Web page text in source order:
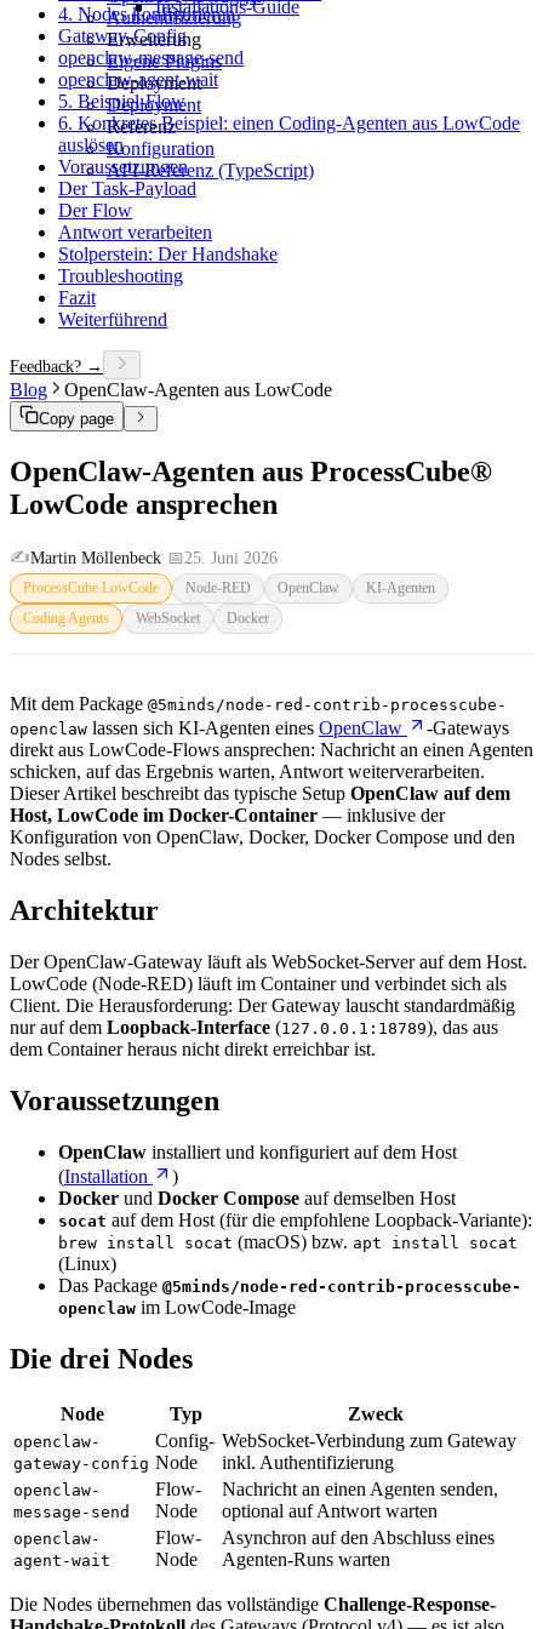
Authentifizierung
Erweiterung
Eigene Plugins
Deployment
Deployment
Referenz
Konfiguration
API-Referenz (TypeScript)
Installations-Guide
4. Nodes konfigurieren
Gateway-Config
openclaw-message-send
openclaw-agent-wait
5. Beispiel-Flow
6. Konkretes Beispiel: einen Coding-Agenten aus LowCode
auslösen
Voraussetzungen
Der Task-Payload
Der Flow
Antwort verarbeiten
Stolperstein: Der Handshake
Troubleshooting
Fazit
Weiterführend
Feedback? →
Blog OpenClaw-Agenten aus LowCode
Copy page
OpenClaw-Agenten aus ProcessCube®
LowCode ansprechen
✍️Martin Möllenbeck· 📅25. Juni 2026
ProcessCube LowCode Node-RED OpenClaw
KI-Agenten
Coding Agents
WebSocket Docker
Mit dem Package @5minds/node-red-contrib-processcube-
openclaw lassen sich KI-Agenten eines OpenClaw
-Gateways
direkt aus LowCode-Flows ansprechen: Nachricht an einen Agenten
schicken, auf das Ergebnis warten, Antwort weiterverarbeiten.
Dieser Artikel beschreibt das typische Setup OpenClaw auf dem
Host, LowCode im Docker-Container — inklusive der
Konfiguration von OpenClaw, Docker, Docker Compose und den
Nodes selbst.
Architektur
Der OpenClaw-Gateway läuft als WebSocket-Server auf dem Host.
LowCode (Node-RED) läuft im Container und verbindet sich als
Client. Die Herausforderung: Der Gateway lauscht standardmäßig
nur auf dem Loopback-Interface (127.0.0.1:18789), das aus
dem Container heraus nicht direkt erreichbar ist.
Voraussetzungen
OpenClaw installiert und konfiguriert auf dem Host
(Installation
)
Docker und Docker Compose auf demselben Host
socat auf dem Host (für die empfohlene Loopback-Variante):
brew install socat (macOS) bzw. apt install socat
(Linux)
Das Package @5minds/node-red-contrib-processcube-
openclaw im LowCode-Image
Die drei Nodes
Node Typ Zweck
openclaw-
gateway-config
Config-
Node
WebSocket-Verbindung zum Gateway
inkl. Authentifizierung
openclaw-
message-send
Flow-
Node
Nachricht an einen Agenten senden,
optional auf Antwort warten
openclaw-
agent-wait
Flow-
Node
Asynchron auf den Abschluss eines
Agenten-Runs warten
Die Nodes übernehmen das vollständige Challenge-Response-